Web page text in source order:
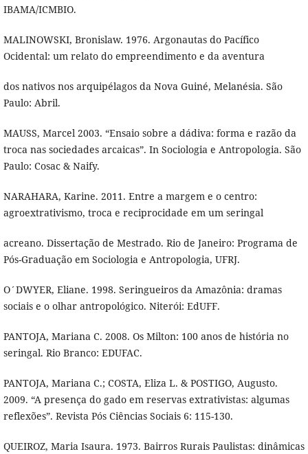
IBAMA/ICMBIO.
MALINOWSKI, Bronislaw. 1976. Argonautas do Pacífico
Ocidental: um relato do empreendimento e da aventura
dos nativos nos arquipélagos da Nova Guiné, Melanésia. São
Paulo: Abril.
MAUSS, Marcel 2003. “Ensaio sobre a dádiva: forma e razão da
troca nas sociedades arcaicas”. In Sociologia e Antropologia. São
Paulo: Cosac & Naify.
NARAHARA, Karine. 2011. Entre a margem e o centro:
agroextrativismo, troca e reciprocidade em um seringal
acreano. Dissertação de Mestrado. Rio de Janeiro: Programa de
Pós-Graduação em Sociologia e Antropologia, UFRJ.
O´DWYER, Eliane. 1998. Seringueiros da Amazônia: dramas
sociais e o olhar antropológico. Niterói: EdUFF.
PANTOJA, Mariana C. 2008. Os Milton: 100 anos de história no
seringal. Rio Branco: EDUFAC.
PANTOJA, Mariana C.; COSTA, Eliza L. & POSTIGO, Augusto.
2009. “A presença do gado em reservas extrativistas: algumas
reflexões”. Revista Pós Ciências Sociais 6: 115-130.
QUEIROZ, Maria Isaura. 1973. Bairros Rurais Paulistas: dinâmicas